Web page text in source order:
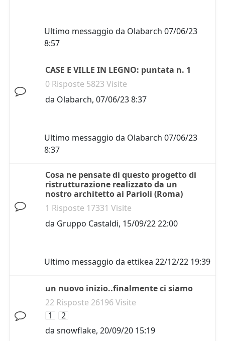
Ultimo messaggio da Olabarch 07/06/23
8:57
CASE E VILLE IN LEGNO: puntata n. 1
0 Risposte 5823 Visite
da Olabarch, 07/06/23 8:37
Ultimo messaggio da Olabarch 07/06/23
8:37
Cosa ne pensate di questo progetto di
ristrutturazione realizzato da un
nostro architetto ai Parioli (Roma)
1 Risposte 17331 Visite
da Gruppo Castaldi, 15/09/22 22:00
Ultimo messaggio da ettikea 22/12/22 19:39
un nuovo inizio..finalmente ci siamo
22 Risposte 26196 Visite
1
2
da snowflake, 20/09/20 15:19